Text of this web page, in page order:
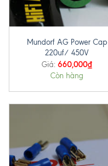
Mundorf AG Power Cap
220uf/ 450V
Giá: 660,000₫
Còn hàng